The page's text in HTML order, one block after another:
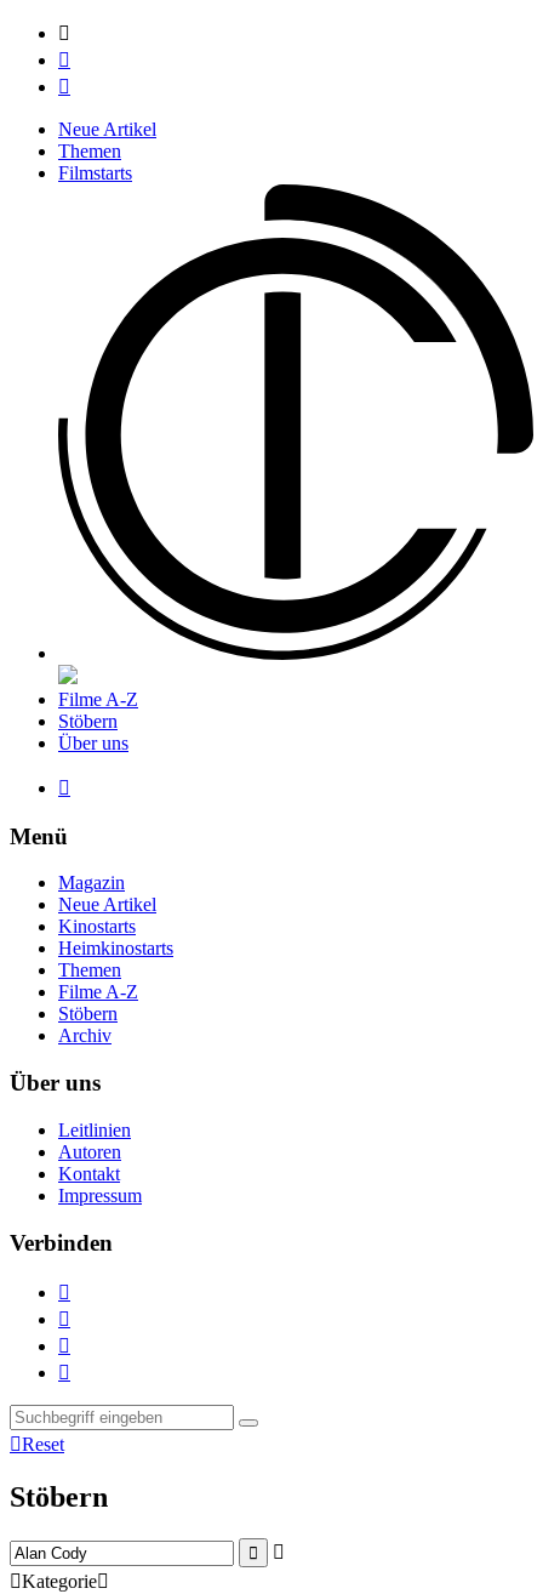



Neue Artikel
Themen
Filmstarts
Filme A-Z
Stöbern
Über uns

Menü
Magazin
Neue Artikel
Kinostarts
Heimkinostarts
Themen
Filme A-Z
Stöbern
Archiv
Über uns
Leitlinien
Autoren
Kontakt
Impressum
Verbinden




Reset
Stöbern


Kategorie